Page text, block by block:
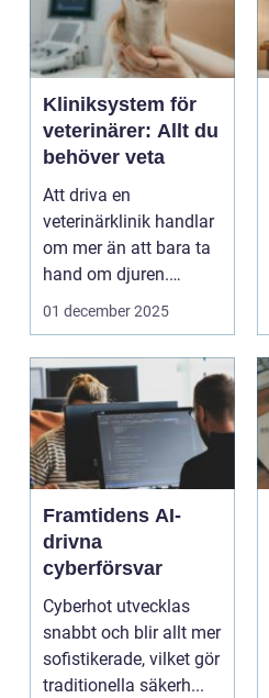
Kliniksystem för
veterinärer: Allt du
behöver veta
Att driva en
veterinärklinik handlar
om mer än att bara ta
hand om djuren.
Administrativa ...
01 december 2025
Framtidens AI-
drivna
cyberförsvar
Cyberhot utvecklas
snabbt och blir allt mer
sofistikerade, vilket gör
traditionella säkerh...